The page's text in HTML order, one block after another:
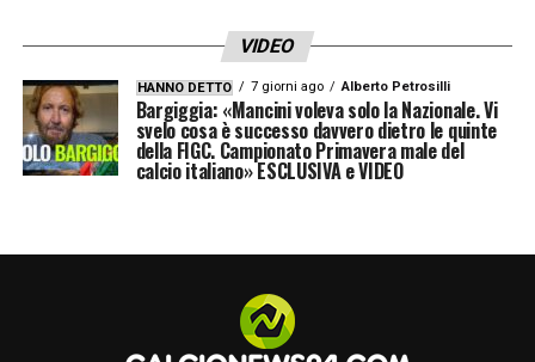
VIDEO
HANNO DETTO 7 giorni ago Alberto Petrosilli
Bargiggia: «Mancini voleva solo la Nazionale. Vi
svelo cosa è successo davvero dietro le quinte
della FIGC. Campionato Primavera male del
calcio italiano» ESCLUSIVA e VIDEO